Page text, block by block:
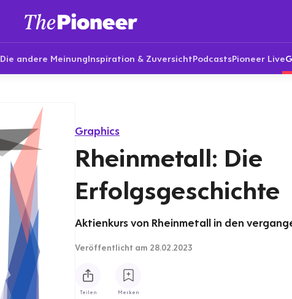
Die andere MeinungInspiration & ZuversichtPodcastsPioneer Live
Graphics
Rheinmetall: Die
Erfolgsgeschichte
Aktienkurs von Rheinmetall in den
Veröffentlicht am 28.02.2023
Teilen Merken